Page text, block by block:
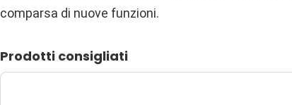
comparsa di nuove funzioni.
Prodotti consigliati